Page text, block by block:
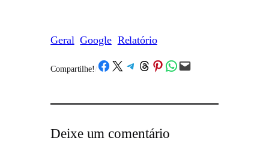
Geral Google Relatório
Compartilhe! /Share on Facebook
Share on X Share on Telegram
Share on Threads
Share on Pinterest
Share on WhatsApp
Email this Page
Deixe um comentário